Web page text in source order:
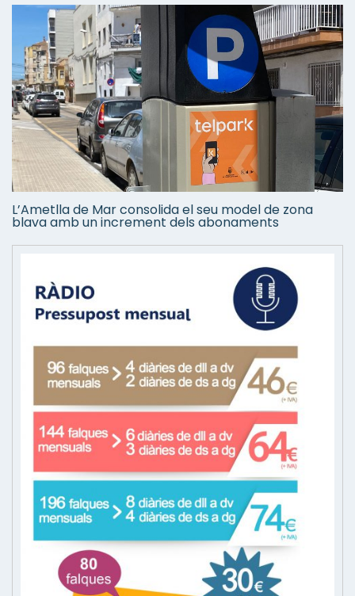
L’Ametlla de Mar consolida el seu model de zona
blava amb un increment dels abonaments